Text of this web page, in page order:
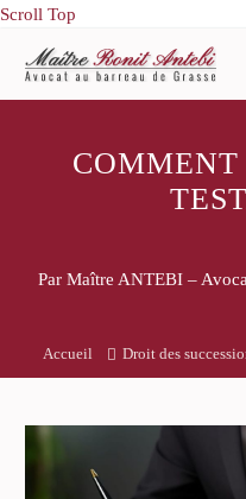
Scroll Top
Par Maître ANTEBI –
Accueil Droit des